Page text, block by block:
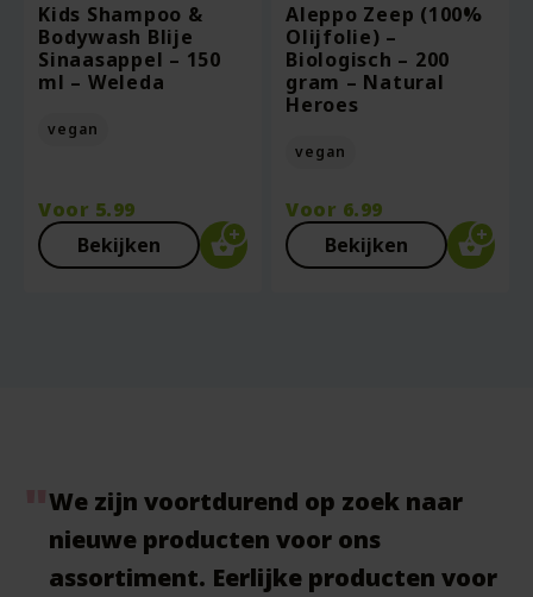
Kids Shampoo &
Bodywash Blije
Sinaasappel – 150
ml – Weleda
vegan
Voor 5.99
Bekijken
Aleppo Zeep (100%
Olijfolie) –
Biologisch – 200
gram – Natural
Heroes
vegan
Voor 6.99
Bekijken
We zijn voortdurend op zoek naar
nieuwe producten voor ons
assortiment. Eerlijke producten voor